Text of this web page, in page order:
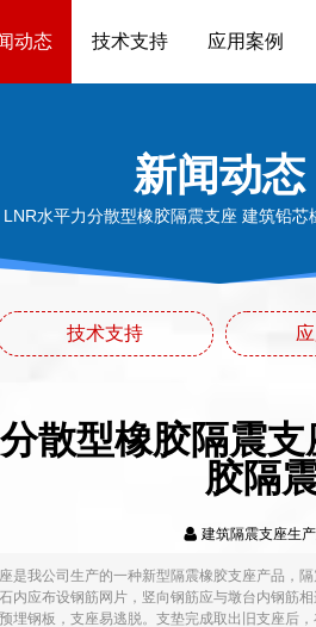
动态 技术支持 应用案例
新闻动态
LNR水平力分散型橡胶隔震支座 建筑铅
技术支持
散型橡胶隔震
胶隔
建筑隔震支座
是我公司生产的一种新型隔震橡胶支座产品，
内应布设钢筋网片，竖向钢筋应与墩台内钢筋
埋钢板，支座易逃脱。支垫完成取出旧支座后